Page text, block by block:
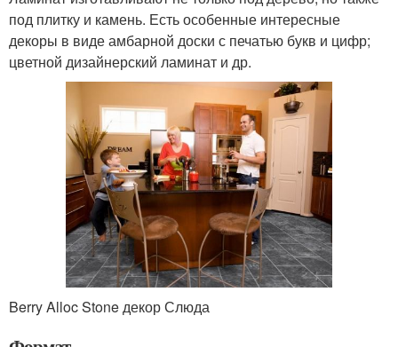
под плитку и камень. Есть особенные интересные
декоры в виде амбарной доски с печатью букв и цифр;
цветной дизайнерский ламинат и др.
Berry Alloc Stone декор Слюда